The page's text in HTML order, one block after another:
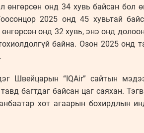
онд 34 хувь байсан бол
2025 онд 45 хувьтай
онд 32 хувь, энэ онд
байна. Озон 2025 онд
Швейцарын “IQAir” сайтын
багтдаг байсан цаг саяхан.
хот агаарын бохирдлын